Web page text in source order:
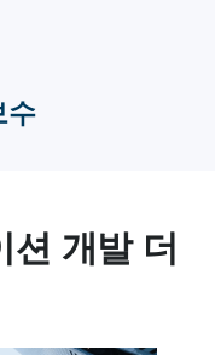
수
개발 더